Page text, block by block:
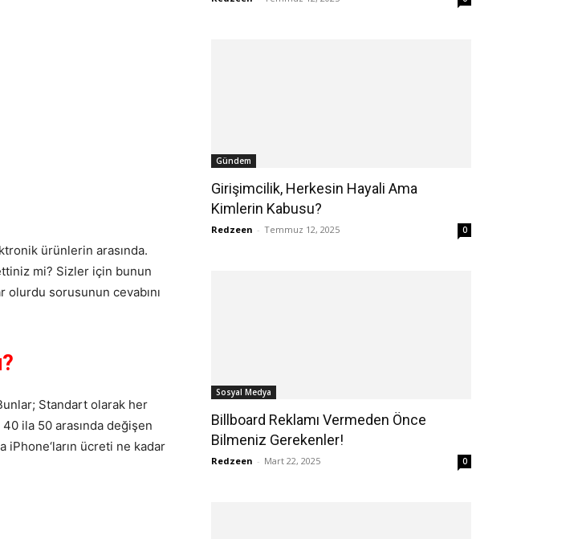
ürünlerin arasında.
mi? Sizler için bunun
olurdu sorusunun cevabını
Standart olarak her
ila 50 arasında değişen
iPhone‘ların ücreti ne kadar
Gündem
Girişimcilik, Herkesin Hayali Ama
Kimlerin Kabusu?
Redzeen - Temmuz 12, 2025 0
Sosyal Medya
Billboard Reklamı Vermeden Önce
Bilmeniz Gerekenler!
Redzeen - Mart 22, 2025 0